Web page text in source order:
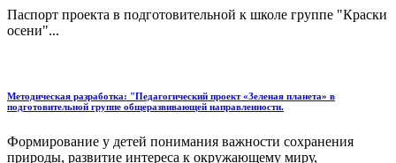
Паспорт проекта в подготовительной к школе группе "Краски
осени"...
Методическая разработка: "Педагогический проект «Зеленая планета» в
подготовительной группе общеразвивающей направленности.
Формирование у детей понимания важности сохранения
природы, развитие интереса к окружающему миру,